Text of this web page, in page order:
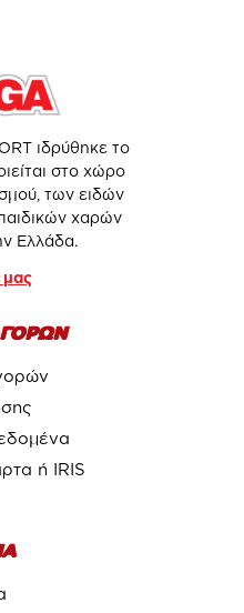
ιδρύθηκε το
στο χώρο
των ειδών
χαρών
Ελλάδα.
μας
ή IRIS